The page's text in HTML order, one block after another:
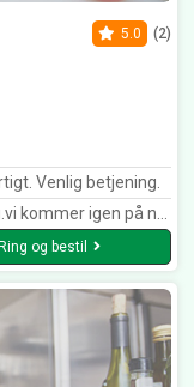
5.0 (2)
Venlig betjening.
igen på næste ferie.
Ring og bestil